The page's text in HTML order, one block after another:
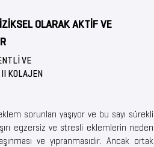
OLARAK AKTİF VE
VE
KOLAJEN
sorunları yaşıyor ve bu sayı sürekli
egzersiz ve stresli eklemlerin neden
ve yıpranmasıdır. Ancak ortak